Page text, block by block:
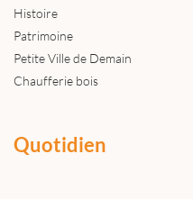
Histoire
Patrimoine
Petite Ville de Demain
Chaufferie bois
Quotidien